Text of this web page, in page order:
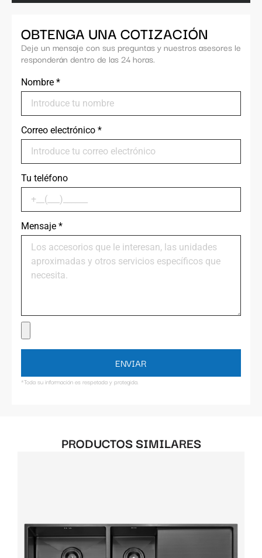
OBTENGA UNA COTIZACIÓN
Deje un mensaje con sus preguntas y nuestros asesores le
responderán dentro de las 24 horas.
Nombre *
Correo electrónico *
Tu teléfono
Mensaje *
ENVIAR
*Toda su información es respetada y protegida.
PRODUCTOS SIMILARES